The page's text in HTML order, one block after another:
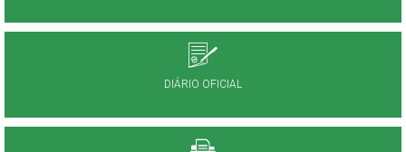
DIÁRIO OFICIAL